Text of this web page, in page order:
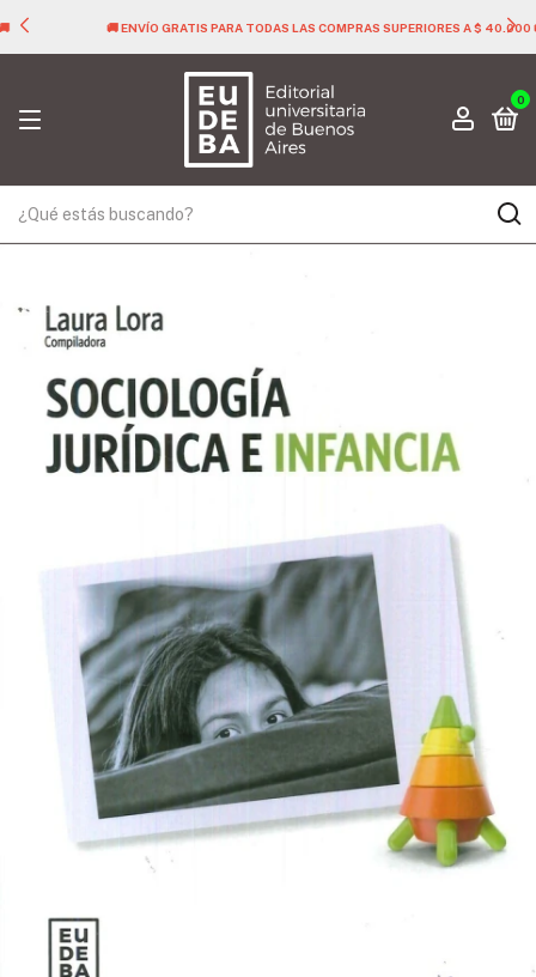
🚚 ENVÍO GRATIS PARA TODAS LAS COMPRAS SUPERIORES A $ 40.000 🚚
0